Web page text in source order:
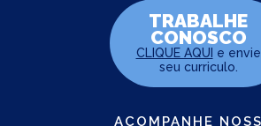
TRABALHE
CONOSCO
CLIQUE AQUI e envie
seu curriculo.
ACOMPANHE